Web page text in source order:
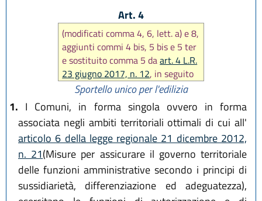
Art. 4
(modificati comma 4, 6, lett. a) e 8,
aggiunti commi 4 bis, 5 bis e 5 ter
e sostituito comma 5 daart. 4 L.R.
23 giugno 2017, n. 12, in seguito
modificato comma 4 e sostituito
comma 5 da
art. 3 L.R. 29
dicembre 2020, n. 14, poi
modificato comma 5 daart. 14 L.R.
20 maggio 2021, n. 5)
Sportello unico per l'edilizia
1. I Comuni, in forma singola ovvero in forma
associata negli ambiti territoriali ottimali di cui all'
articolo 6 della legge regionale 21 dicembre 2012,
n. 21(Misure per assicurare il governo territoriale
delle funzioni amministrative secondo i principi di
sussidiarietà, differenziazione ed adeguatezza),